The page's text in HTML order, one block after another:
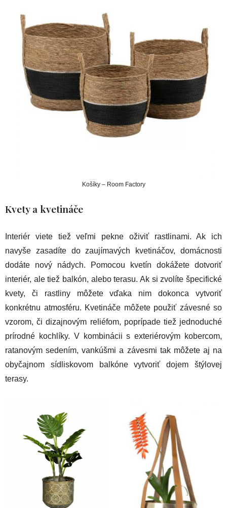
Košíky – Room Factory
Kvety a kvetináče
Interiér viete tiež veľmi pekne oživiť rastlinami. Ak ich
navyše zasadíte do zaujímavých kvetináčov, domácnosti
dodáte nový nádych. Pomocou kvetín dokážete dotvoriť
interiér, ale tiež balkón, alebo terasu. Ak si zvolíte špecifické
kvety, či rastliny môžete vďaka nim dokonca vytvoriť
konkrétnu atmosféru. Kvetináče môžete použiť závesné so
vzorom, či dizajnovým reliéfom, poprípade tiež jednoduché
prírodné kochlíky. V kombinácii s exteriérovým kobercom,
ratanovým sedením, vankúšmi a závesmi tak môžete aj na
obyčajnom sídliskovom balkóne vytvoriť dojem štýlovej
terasy.